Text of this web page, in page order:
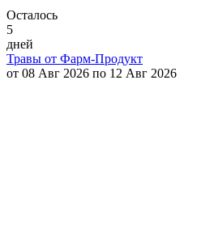
Осталось
5
дней
Травы от Фарм-Продукт
от 08 Авг 2026 по 12 Авг 2026